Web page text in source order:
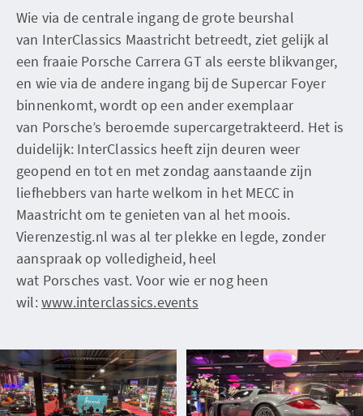
Wie via de centrale ingang de grote beurshal
van InterClassics Maastricht betreedt, ziet gelijk al
een fraaie Porsche Carrera GT als eerste blikvanger,
en wie via de andere ingang bij de Supercar Foyer
binnenkomt, wordt op een ander exemplaar
van Porsche’s beroemde supercargetrakteerd. Het is
duidelijk: InterClassics heeft zijn deuren weer
geopend en tot en met zondag aanstaande zijn
liefhebbers van harte welkom in het MECC in
Maastricht om te genieten van al het moois.
Vierenzestig.nl was al ter plekke en legde, zonder
aanspraak op volledigheid, heel
wat Porsches vast. Voor wie er nog heen
wil:www.interclassics.events